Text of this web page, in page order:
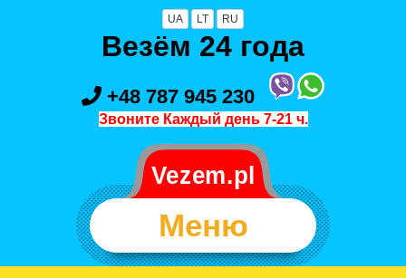
UA LT RU
Везём 24 года
+48 787 945 230
Звоните Каждый день 7-21 ч.
Меню